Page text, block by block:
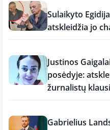
Sulaikyto
atskleidžia jo
Justinos
posėdyje:
žurnalistų
Gabrielius